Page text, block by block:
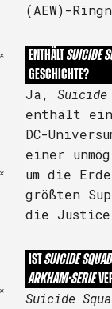
(AEW)-
ENTHÄLTSUICIDE
GESCHICHTE?
Ja,
enthält
DC-
einer
um die
größten
die Justice
ISTSUICIDE
ARKHAM-SERIE
Suicide